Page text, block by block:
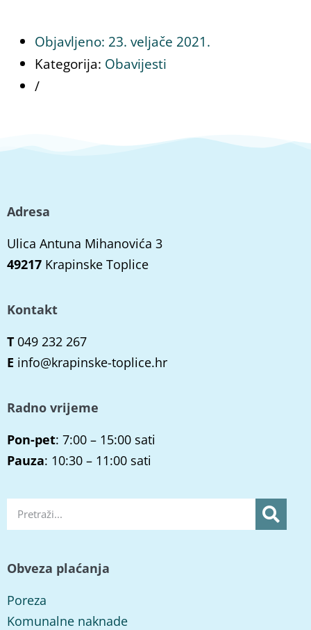
Objavljeno: 23. veljače 2021.
Kategorija: Obavijesti
/
Adresa
Ulica Antuna Mihanovića 3
49217 Krapinske Toplice
Kontakt
T 049 232 267
E info@krapinske-toplice.hr
Radno vrijeme
Pon-pet: 7:00 – 15:00 sati
Pauza: 10:30 – 11:00 sati
Obveza plaćanja
Poreza
Komunalne naknade